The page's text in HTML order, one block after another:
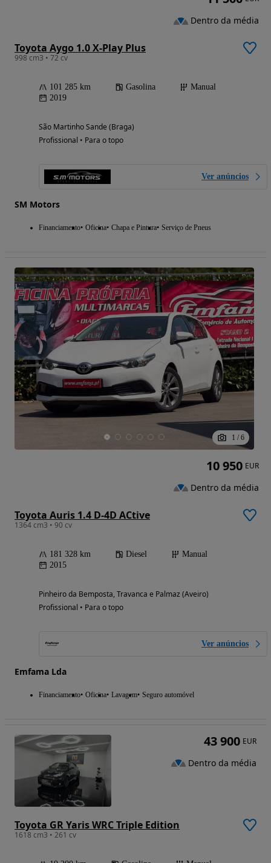
Toyota Aygo 1.0 X-Play Plus
998 cm3 • 72 cv
101 285 km Gasolina
Manual
2019
São Martinho Sande (Braga)
Profissional • Para o topo
Ver anúncios
SM Motors
Financiamento Oficina Chapa e Pintura Serviço de Pneus
Dentro da média
1 / 6
Toyota Auris 1.4 D-4D ACtive
1364 cm3 • 90 cv
181 328 km Diesel
Manual
2015
Pinheiro da Bemposta, Travanca e Palmaz (Aveiro)
Profissional • Para o topo
Ver anúncios
Emfama Lda
Financiamento Oficina Lavagem Seguro automóvel
10 950 EUR
Dentro da média
Toyota GR Yaris WRC Triple Edition
1618 cm3 • 261 cv
43 900 EUR
Dentro da média